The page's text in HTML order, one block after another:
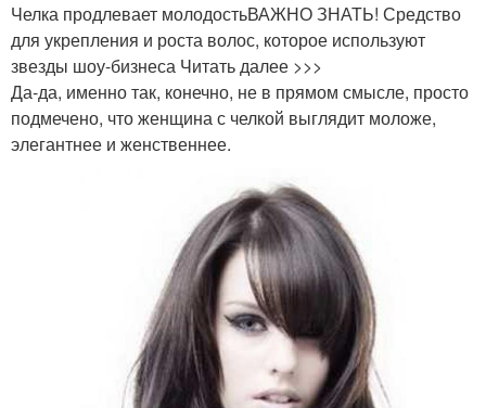
Челка продлевает молодостьВАЖНО ЗНАТЬ! Средство
для укрепления и роста волос, которое используют
звезды шоу-бизнеса Читать далее >>>
Да-да, именно так, конечно, не в прямом смысле, просто
подмечено, что женщина с челкой выглядит моложе,
элегантнее и женственнее.